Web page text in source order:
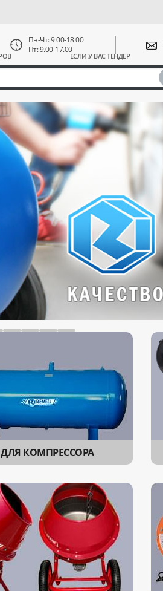
ЕСЛИ У ВАС ТЕНДЕР
Пн-Чт: 9.00-18.00
Пт: 9.00-17.00
КОМПРЕССОРА